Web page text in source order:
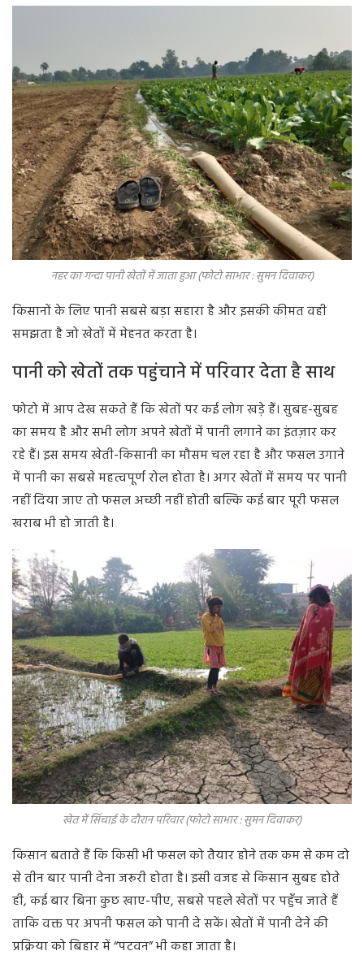
नहर का गन्दा पानी खेतों में जाता हुआ (फोटो साभार : सुमन दिवाकर)
किसानों के लिए पानी सबसे बड़ा सहारा है और इसकी कीमत वही
समझता है जो खेतों में मेहनत करता है।
पानी को खेतों तक पहुंचाने में परिवार देता है साथ
फोटो में आप देख सकते हैं कि खेतों पर कई लोग खड़े हैं। सुबह-सुबह
का समय है और सभी लोग अपने खेतों में पानी लगाने का इंतज़ार कर
रहे हैं। इस समय खेती-किसानी का मौसम चल रहा है और फसल उगाने
में पानी का सबसे महत्वपूर्ण रोल होता है। अगर खेतों में समय पर पानी
नहीं दिया जाए तो फसल अच्छी नहीं होती बल्कि कई बार पूरी फसल
खराब भी हो जाती है।
खेत में सिंचाई के दौरान परिवार (फोटो साभार : सुमन दिवाकर)
किसान बताते हैं कि किसी भी फसल को तैयार होने तक कम से कम दो
से तीन बार पानी देना जरूरी होता है। इसी वजह से किसान सुबह होते
ही, कई बार बिना कुछ खाए-पीए, सबसे पहले खेतों पर पहुँच जाते हैं
ताकि वक्त पर अपनी फसल को पानी दे सकें। खेतों में पानी देने की
प्रक्रिया को बिहार में “पटवन” भी कहा जाता है।